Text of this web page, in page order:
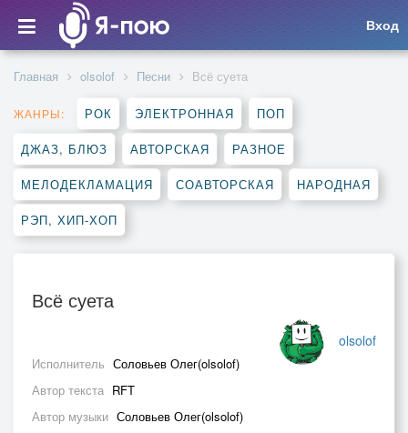
Вход
Главная olsolof Песни Всё суета
ЖАНРЫ: РОК ЭЛЕКТРОННАЯ ПОП
ДЖАЗ, БЛЮЗ АВТОРСКАЯ РАЗНОЕ
МЕЛОДЕКЛАМАЦИЯ СОАВТОРСКАЯ НАРОДНАЯ
РЭП, ХИП-ХОП
Всё суета
olsolof
Исполнитель Соловьев Олег(olsolof)
Автор текста RFT
Автор музыки Соловьев Олег(olsolof)